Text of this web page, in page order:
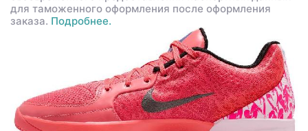
для таможенного оформления после оформления
заказа. Подробнее.